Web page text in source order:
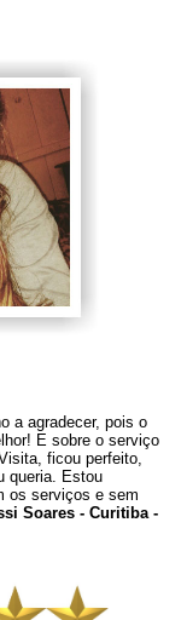
a agradecer, pois o
E sobre o serviço
ficou perfeito,
queria. Estou
os serviços e sem
Soares - Curitiba -